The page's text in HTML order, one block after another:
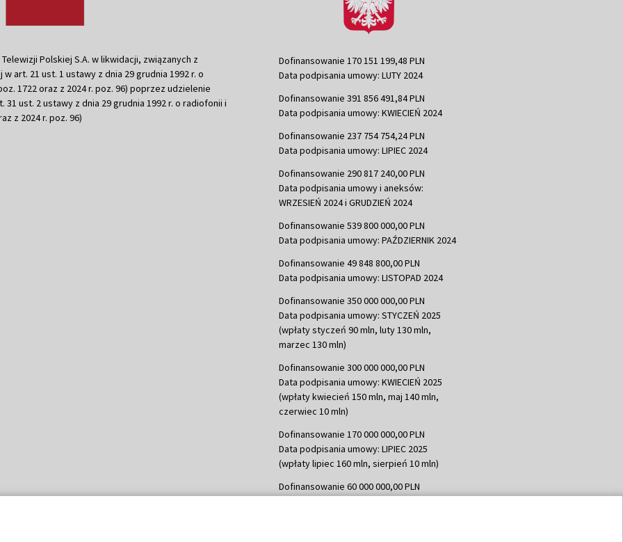
Polskiej S.A. w likwidacji, związanych z
art. 21 ust. 1 ustawy z dnia 29 grudnia 1992 r. o
1722 oraz z 2024 r. poz. 96) poprzez udzielenie
ust. 2 ustawy z dnia 29 grudnia 1992 r. o radiofonii i
z 2024 r. poz. 96)
Dofinansowanie 170 151 199,48 PLN
Data podpisania umowy: LUTY 2024
Dofinansowanie 391 856 491,84 PLN
Data podpisania umowy: KWIECIEŃ 2024
Dofinansowanie 237 754 754,24 PLN
Data podpisania umowy: LIPIEC 2024
Dofinansowanie 290 817 240,00 PLN
Data podpisania umowy i aneksów:
WRZESIEŃ 2024 i GRUDZIEŃ 2024
Dofinansowanie 539 800 000,00 PLN
Data podpisania umowy: PAŹDZIERNIK 2024
Dofinansowanie 49 848 800,00 PLN
Data podpisania umowy: LISTOPAD 2024
Dofinansowanie 350 000 000,00 PLN
Data podpisania umowy: STYCZEŃ 2025
(wpłaty styczeń 90 mln, luty 130 mln,
marzec 130 mln)
Dofinansowanie 300 000 000,00 PLN
Data podpisania umowy: KWIECIEŃ 2025
(wpłaty kwiecień 150 mln, maj 140 mln,
czerwiec 10 mln)
Dofinansowanie 170 000 000,00 PLN
Data podpisania umowy: LIPIEC 2025
(wpłaty lipiec 160 mln, sierpień 10 mln)
Dofinansowanie 60 000 000,00 PLN